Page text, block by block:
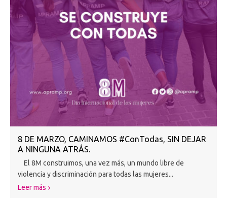
8 DE MARZO, CAMINAMOS #ConTodas, SIN DEJAR
A NINGUNA ATRÁS.
El 8M construimos, una vez más, un mundo libre de
violencia y discriminación para todas las mujeres...
Leer más